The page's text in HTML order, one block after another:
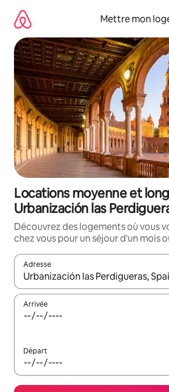
directement
contenu
Mettre mon
Locations moyenne et
Urbanización las
Découvrez des logements où vous
chez vous pour un séjour d'un mois
Adresse
Lorsque les résultats s'affichent,
Arrivée
Départ